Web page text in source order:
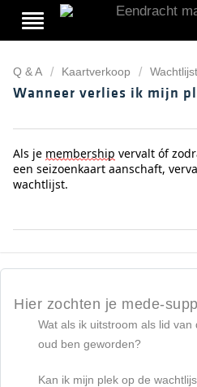
Q & A Kaartverkoop
Wanneer verlies ik mijn
Als je membership vervalt óf
een seizoenkaart aanschaft,
wachtlijst.
Hier zochten je mede-
Wat als ik uitstroom als lid van
oud ben geworden?
Kan ik mijn plek op de